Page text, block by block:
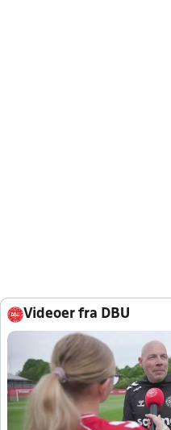
Videoer fra DBU